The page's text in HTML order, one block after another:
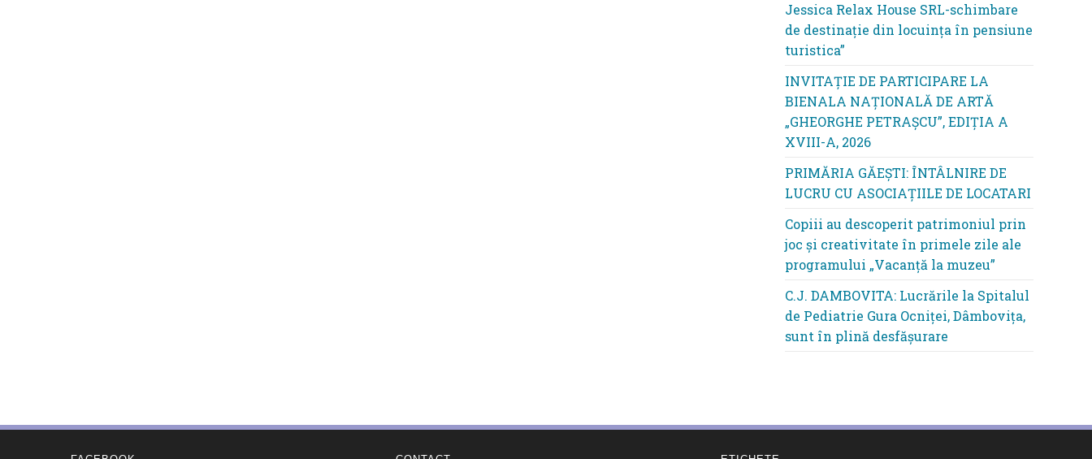
Jessica Relax House SRL-schimbare
de destinație din locuința în pensiune
turistica”
INVITAȚIE DE PARTICIPARE LA
BIENALA NAȚIONALĂ DE ARTĂ
„GHEORGHE PETRAȘCU”, EDIŢIA A
XVIII-A, 2026
PRIMĂRIA GĂEȘTI: ÎNTÂLNIRE DE
LUCRU CU ASOCIAȚIILE DE LOCATARI
Copiii au descoperit patrimoniul prin
joc și creativitate în primele zile ale
programului „Vacanță la muzeu”
C.J. DAMBOVITA: Lucrările la Spitalul
de Pediatrie Gura Ocniței, Dâmbovița,
sunt în plină desfășurare